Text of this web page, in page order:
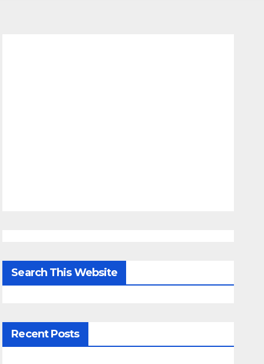
Search This Website
Recent Posts